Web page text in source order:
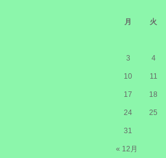
月
火
« 12月
3 4
10 11
17 18
24 25
31